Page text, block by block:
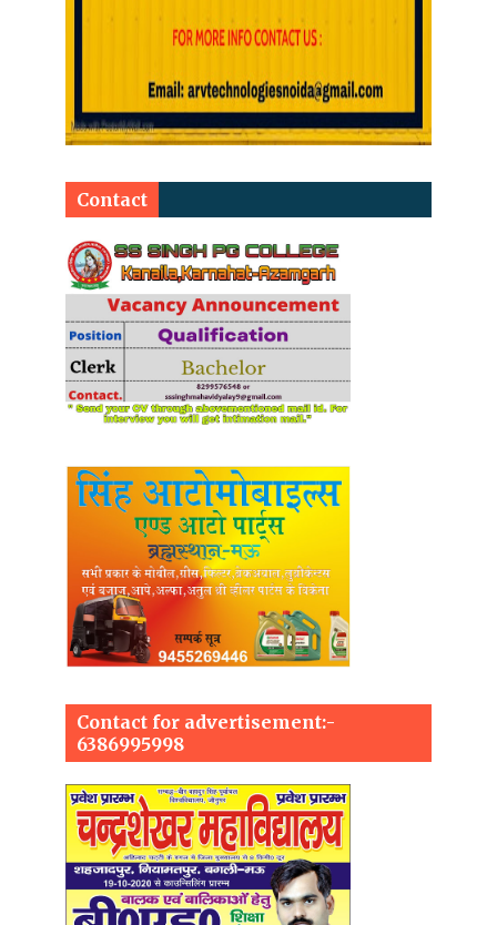
Contact
Contact for advertisement:-
6386995998